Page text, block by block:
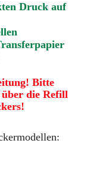
Druck auf
Bitte
die Refill